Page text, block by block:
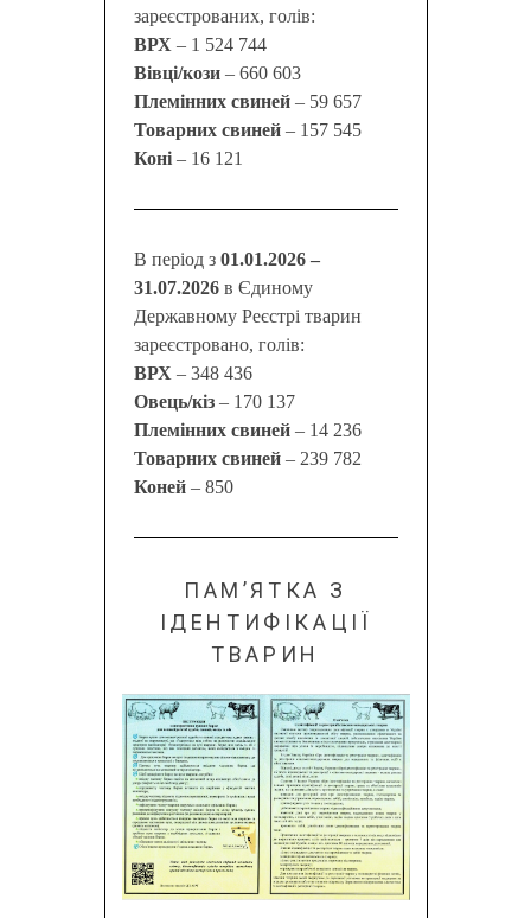
зареєстрованих, голів:
ВРХ – 1 524 744
Вівці/кози– 660 603
Племінних свиней– 59 657
Товарних свиней – 157 545
Коні– 16 121
В період з01.01.2026 –
31.07.2026 в Єдиному
Державному Реєстрі тварин
зареєстровано, голів:
ВРХ – 348 436
Овець/кіз– 170 137
Племінних свиней– 14 236
Товарних свиней– 239 782
Коней– 850
ПАМ’ЯТКА З
ІДЕНТИФІКАЦІЇ
ТВАРИН